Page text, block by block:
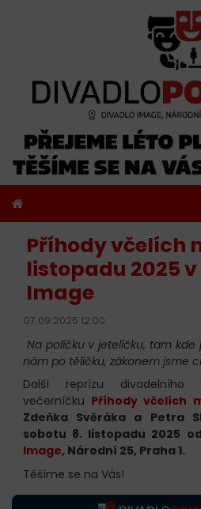
Příhody včelích
listopadu 2025
Image
07.09.2025 12:00
Na políčku v jetelíčku, tam
nám po tělíčku, zákonem jsme
Další reprízu divadelního
večerníčku Příhody včelích
Zdeňka Svěráka a Petra
sobotu 8. listopadu 2025 od
Image, Národní 25, Praha 1.
Těšíme se na Vás!